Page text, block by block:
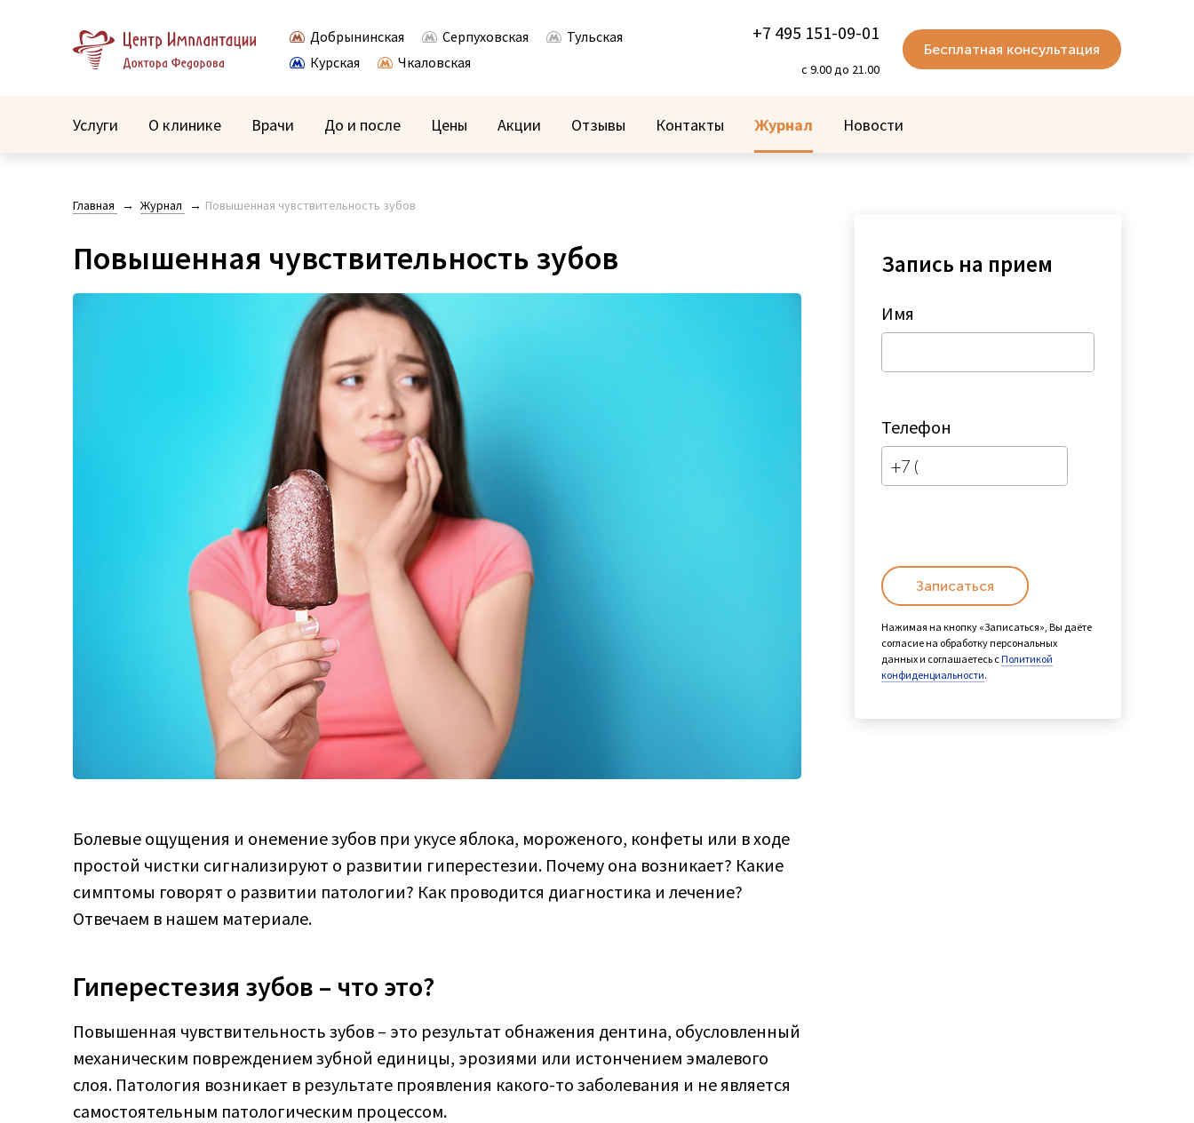
Добрынинская Серпуховская
Тульская
Курская
Чкаловская
+7 495 151-09-01
с 9.00 до 21.00
Бесплатная консультация
Услуги О клинике Врачи До и после Цены Акции Отзывы Контакты Журнал Новости
Главная Журнал Повышенная чувствительность зубов
Повышенная чувствительность зубов
Болевые ощущения и онемение зубов при укусе яблока, мороженого, конфеты или в ходе
простой чистки сигнализируют о развитии гиперестезии. Почему она возникает? Какие
симптомы говорят о развитии патологии? Как проводится диагностика и лечение?
Отвечаем в нашем материале.
Гиперестезия зубов – что это?
Повышенная чувствительность зубов – это результат обнажения дентина, обусловленный
механическим повреждением зубной единицы, эрозиями или истончением эмалевого
слоя. Патология возникает в результате проявления какого-то заболевания и не является
самостоятельным патологическим процессом.
Запись на прием
Имя
Телефон
Записаться
Нажимая на кнопку «Записаться», Вы даёте
согласие на обработку персональных
данных и соглашаетесь сПолитикой
конфиденциальности.